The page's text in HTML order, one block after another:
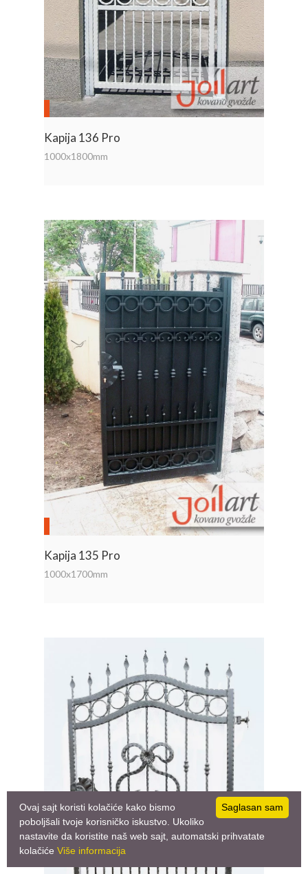
Kapija 136 Pro
1000x1800mm
Kapija 135 Pro
1000x1700mm
Saglasan sam
Ovaj sajt koristi kolačiće kako bismo
poboljšali tvoje korisničko iskustvo. Ukoliko
nastavite da koristite naš web sajt, automatski prihvatate
kolačiće Više informacija